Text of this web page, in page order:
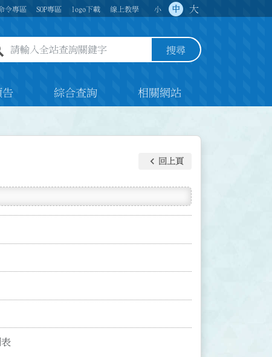
令專區 SOP專區 logo下載 線上教學 小 中 大
全站查詢關鍵字欄位 搜尋
告 綜合查詢 相關網站
keyboard_arrow_left 回上頁